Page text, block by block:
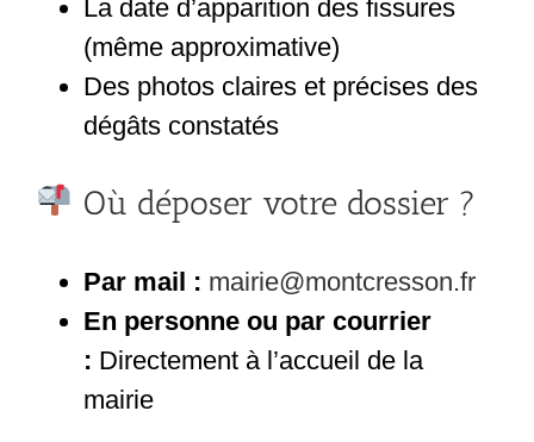
La date d’apparition des fissures
(même approximative)
Des photos claires et précises des
dégâts constatés
Où déposer votre dossier ?
Par mail : mairie@montcresson.fr
En personne ou par courrier
: Directement à l’accueil de la
mairie